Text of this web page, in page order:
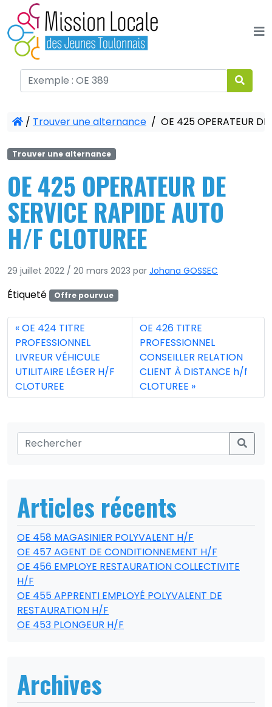
/ Trouver une alternance / OE 425 OPERATEUR
Trouver une alternance
OE 425 OPERATEUR DE
SERVICE RAPIDE AUTO
H/F CLOTUREE
29 juillet 2022 / 20 mars 2023 par Johana GOSSEC
Étiqueté Offre pourvue
OE 424 TITRE
PROFESSIONNEL
LIVREUR VÉHICULE
UTILITAIRE LÉGER H/F
CLOTUREE
OE 426 TITRE
PROFESSIONNEL
CONSEILLER RELATION
CLIENT À DISTANCE h/f
CLOTUREE
Articles récents
OE 458 MAGASINIER POLYVALENT H/F
OE 457 AGENT DE CONDITIONNEMENT H/F
OE 456 EMPLOYE RESTAURATION COLLECTIVITE
H/F
OE 455 APPRENTI EMPLOYÉ POLYVALENT DE
RESTAURATION H/F
OE 453 PLONGEUR H/F
Archives
Panneau de gestion des cookies